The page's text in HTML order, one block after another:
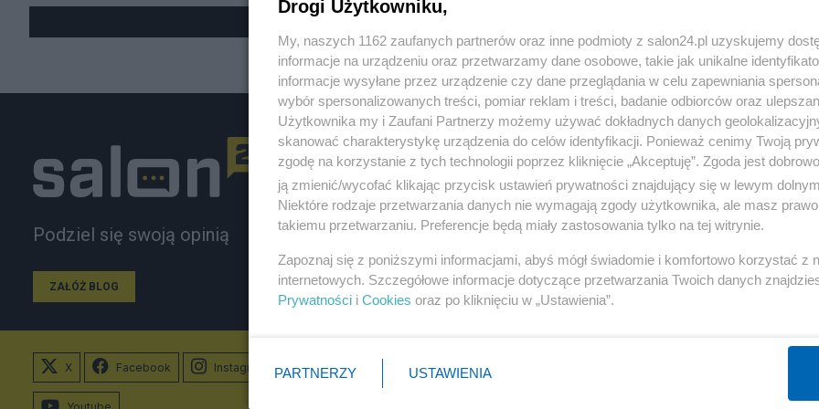
Podziel się swoją opinią
ZAŁÓŻ BLOG
Polityka
Rosja
PiS
Prezydent
NATO
Gospodarka
Biznes
Pieniądze
Centralny Port Komunikacyjny
Inwestycje
Podatki
X Facebook Instagram
Youtube
Drogi Użytkowniku,
My, naszych 1162 zaufanych partnerów oraz inne podmioty z salon24.pl uzyskujemy
informacje na urządzeniu oraz przetwarzamy dane osobowe, takie jak unikalne
informacje wysyłane przez urządzenie czy dane przeglądania w celu zapewniania
wybór spersonalizowanych treści, pomiar reklam i treści, badanie odbiorców oraz
Użytkownika my i Zaufani Partnerzy możemy używać dokładnych danych
skanować charakterystykę urządzenia do celów identyfikacji. Ponieważ cenimy Twoją
zgodę na korzystanie z tych technologii poprzez kliknięcie „Akceptuję”. Zgoda jest
ją zmienić/wycofać klikając przycisk ustawień prywatności znajdujący się w lewym
Niektóre rodzaje przetwarzania danych nie wymagają zgody użytkownika, ale masz
takiemu przetwarzaniu. Preferencje będą miały zastosowania tylko na tej witrynie.
Zapoznaj się z poniższymi informacjami, abyś mógł świadomie i komfortowo korzystać z
internetowych. Szczegółowe informacje dotyczące przetwarzania Twoich danych
Prywatności i Cookies oraz po kliknięciu w „Ustawienia”.
PARTNERZY USTAWIENIA